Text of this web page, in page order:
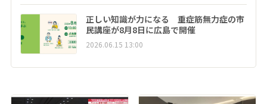
正しい知識が力になる 重症筋無力症の市
民講座が8月8日に広島で開催
2026.06.15 13:00